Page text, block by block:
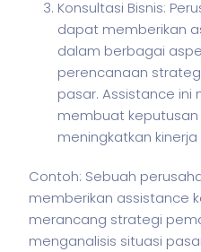
Konsultasi Bisnis:
dapat memberikan
dalam berbagai
perencanaan
pasar. Assistance ini
membuat
meningkatkan
Contoh: Sebuah
memberikan assistance
merancang strategi
menganalisis situasi